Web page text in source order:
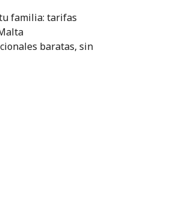
familia: tarifas
baratas, sin